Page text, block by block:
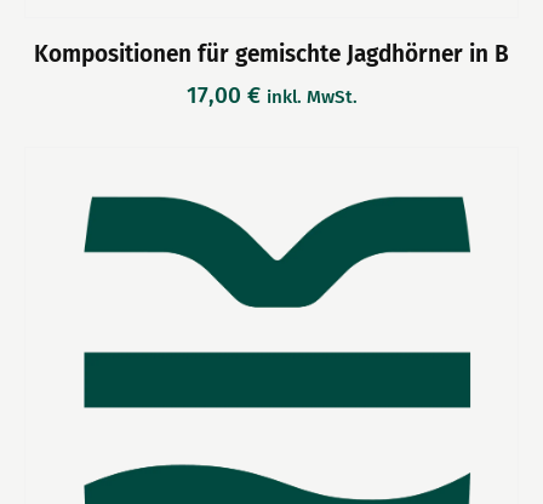
Kompositionen für gemischte Jagdhörner in B
17,00 € inkl. MwSt.